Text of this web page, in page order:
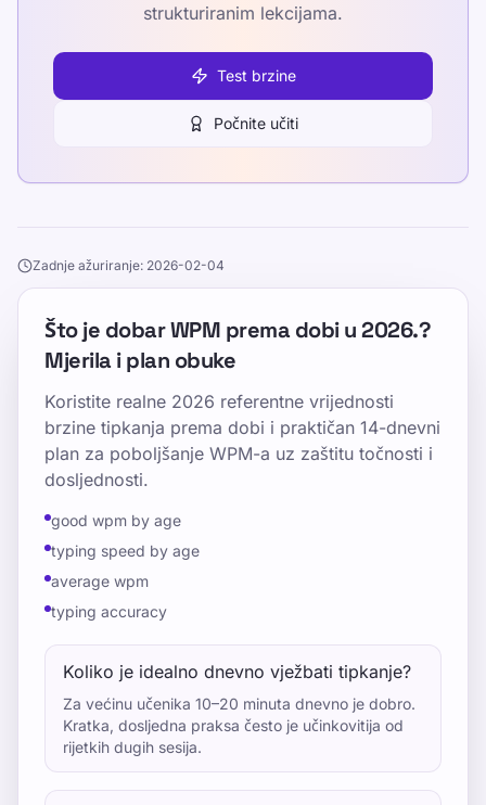
strukturiranim lekcijama.
Test brzine
Počnite učiti
Zadnje ažuriranje: 2026-02-04
Što je dobar WPM prema dobi u 2026.?
Mjerila i plan obuke
Koristite realne 2026 referentne vrijednosti
brzine tipkanja prema dobi i praktičan 14-dnevni
plan za poboljšanje WPM-a uz zaštitu točnosti i
dosljednosti.
good wpm by age
typing speed by age
average wpm
typing accuracy
Koliko je idealno dnevno vježbati tipkanje?
Za većinu učenika 10–20 minuta dnevno je dobro.
Kratka, dosljedna praksa često je učinkovitija od
rijetkih dugih sesija.